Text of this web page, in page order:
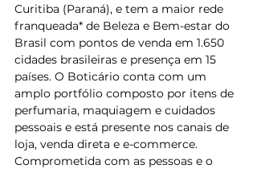
Curitiba (Paraná), e tem a maior rede
franqueada* de Beleza e Bem-estar do
Brasil com pontos de venda em 1.650
cidades brasileiras e presença em 15
países. O Boticário conta com um
amplo portfólio composto por itens de
perfumaria, maquiagem e cuidados
pessoais e está presente nos canais de
loja, venda direta e e-commerce.
Comprometida com as pessoas e o